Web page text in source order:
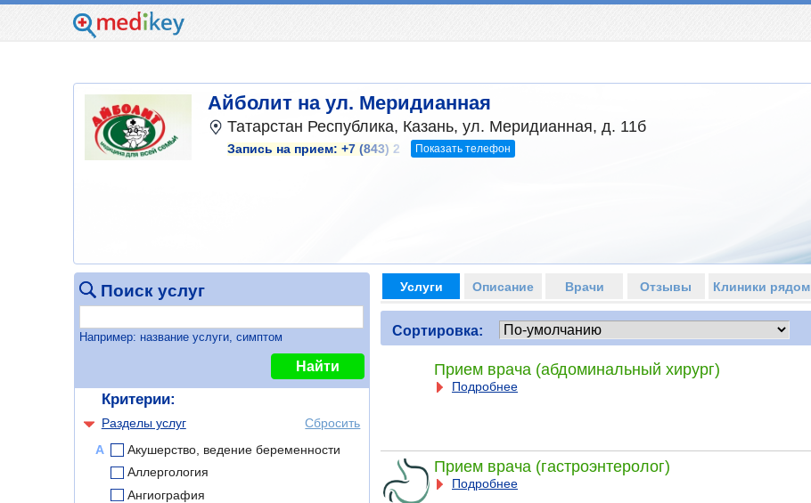
Айболит на ул. Меридианная
Татарстан Республика, Казань, ул. Меридианная, д. 11б
Запись на прием: +7 (843) 2 Показать телефон
Поиск услуг
Например: название услуги, симптом
Найти
Критерии:
Разделы услуг
Сбросить
А
Акушерство, ведение беременности
Аллергология
Ангиография
Услуги Описание Врачи Отзывы Клиники рядом
Сортировка:
Прием врача (абдоминальный хирург)
Подробнее
Прием врача (гастроэнтеролог)
Подробнее